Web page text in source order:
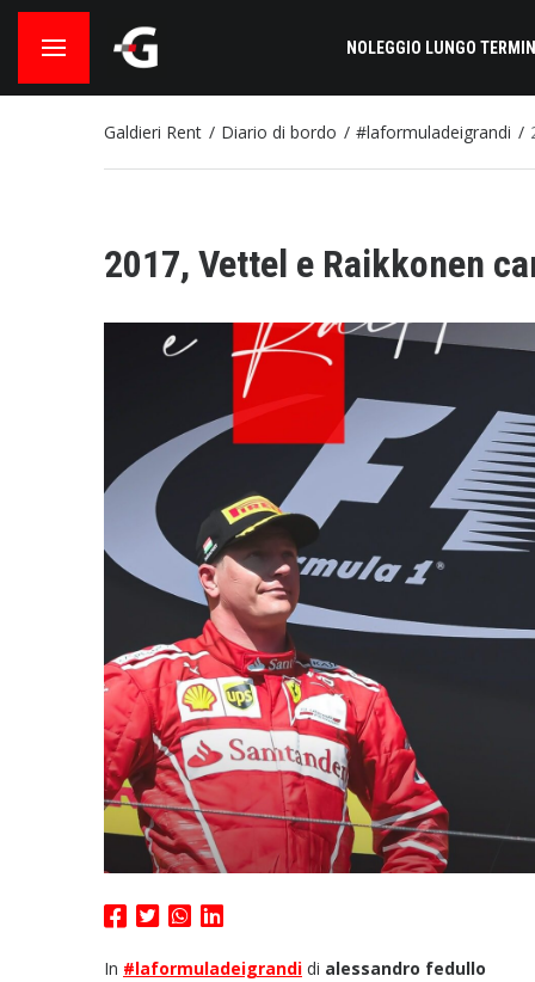
NOLEGGIO LUNGO
Galdieri Rent Diario di bordo #laformuladeigrandi
2017, Vettel e Raikkonen
In #laformuladeigrandi di alessandro fedullo